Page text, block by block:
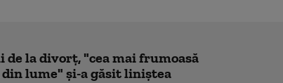
de la divorț, "cea mai frumoasă
lume" și-a găsit liniștea